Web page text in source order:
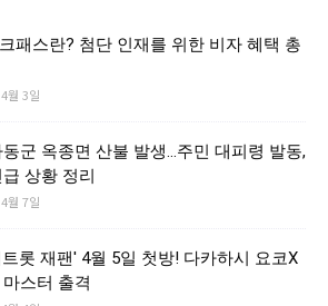
패스란? 첨단 인재를 위한 비자 혜택 총
월 3일
군 옥종면 산불 발생…주민 대피령 발동,
상황 정리
월 7일
롯 재팬' 4월 5일 첫방! 다카하시 요코X
스터 출격